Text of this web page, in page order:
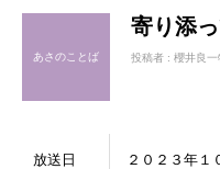
あさのことば
寄り添
投稿者 : 櫻井良一
放送日 ２０２３年１